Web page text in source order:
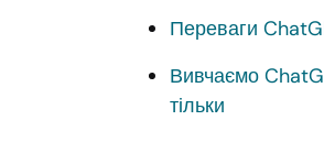
Переваги
Вивчаємо
тільки